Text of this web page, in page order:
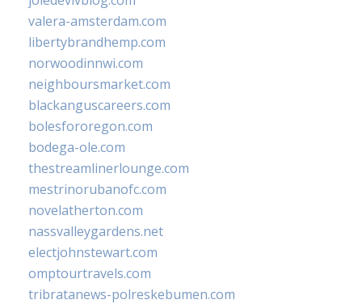
valera-amsterdam.com
libertybrandhemp.com
norwoodinnwi.com
neighboursmarket.com
blackanguscareers.com
bolesfororegon.com
bodega-ole.com
thestreamlinerlounge.com
mestrinorubanofc.com
novelatherton.com
nassvalleygardens.net
electjohnstewart.com
omptourtravels.com
tribratanews-polreskebumen.com